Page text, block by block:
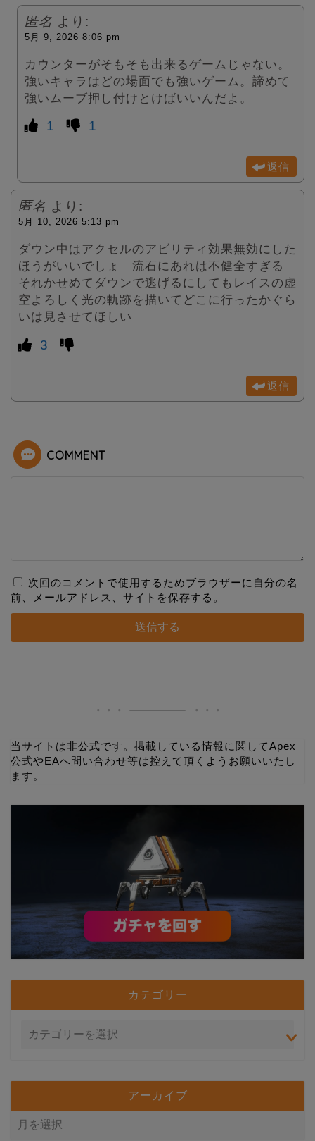
匿名 より:
5月 9, 2026 8:06 pm
カウンターがそもそも出来るゲームじゃない。
強いキャラはどの場面でも強いゲーム。諦めて
強いムーブ押し付けとけばいいんだよ。
1 1
返信
匿名 より:
5月 10, 2026 5:13 pm
ダウン中はアクセルのアビリティ効果無効にした
ほうがいいでしょ 流石にあれは不健全すぎる
それかせめてダウンで逃げるにしてもレイスの虚
空よろしく光の軌跡を描いてどこに行ったかぐら
いは見させてほしい
3
返信
COMMENT
次回のコメントで使用するためブラウザーに自分の名
前、メールアドレス、サイトを保存する。
当サイトは非公式です。掲載している情報に関してApex
公式やEAへ問い合わせ等は控えて頂くようお願いいたし
ます。
カテゴリー
アーカイブ